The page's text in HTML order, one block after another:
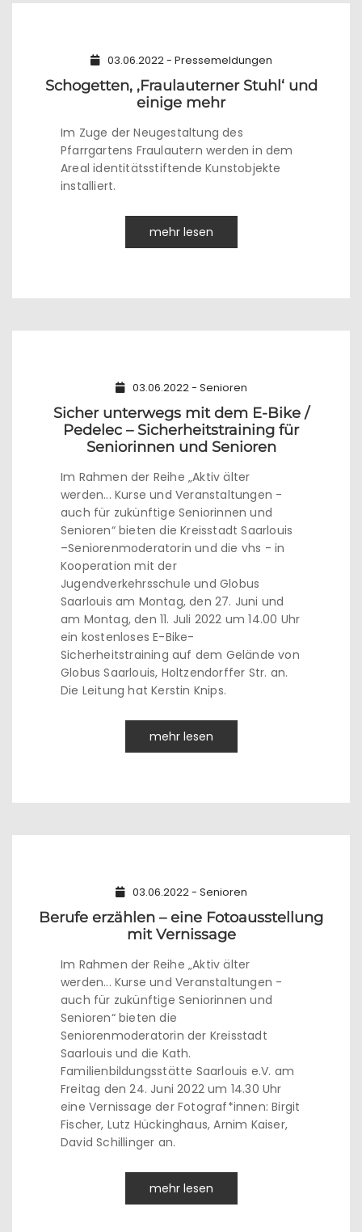
03.06.2022 - Pressemeldungen
Schogetten, ‚Fraulauterner Stuhl‘ und
einige mehr
Im Zuge der Neugestaltung des
Pfarrgartens Fraulautern werden in dem
Areal identitätsstiftende Kunstobjekte
installiert.
mehr lesen
03.06.2022 - Senioren
Sicher unterwegs mit dem E-Bike /
Pedelec – Sicherheitstraining für
Seniorinnen und Senioren
Im Rahmen der Reihe „Aktiv älter
werden... Kurse und Veranstaltungen -
auch für zukünftige Seniorinnen und
Senioren“ bieten die Kreisstadt Saarlouis
–Seniorenmoderatorin und die vhs - in
Kooperation mit der
Jugendverkehrsschule und Globus
Saarlouis am Montag, den 27. Juni und
am Montag, den 11. Juli 2022 um 14.00 Uhr
ein kostenloses E-Bike-
Sicherheitstraining auf dem Gelände von
Globus Saarlouis, Holtzendorffer Str. an.
Die Leitung hat Kerstin Knips.
mehr lesen
03.06.2022 - Senioren
Berufe erzählen – eine Fotoausstellung
mit Vernissage
Im Rahmen der Reihe „Aktiv älter
werden... Kurse und Veranstaltungen -
auch für zukünftige Seniorinnen und
Senioren“ bieten die
Seniorenmoderatorin der Kreisstadt
Saarlouis und die Kath.
Familienbildungsstätte Saarlouis e.V. am
Freitag den 24. Juni 2022 um 14.30 Uhr
eine Vernissage der Fotograf*innen: Birgit
Fischer, Lutz Hückinghaus, Arnim Kaiser,
David Schillinger an.
mehr lesen